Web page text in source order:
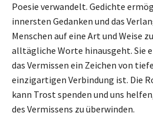
Poesie verwandelt. Gedichte
innersten Gedanken und das
Menschen auf eine Art und Weise
alltägliche Worte hinausgeht. Sie
das Vermissen ein Zeichen von
einzigartigen Verbindung ist. Die
kann Trost spenden und uns
des Vermissens zu überwinden.